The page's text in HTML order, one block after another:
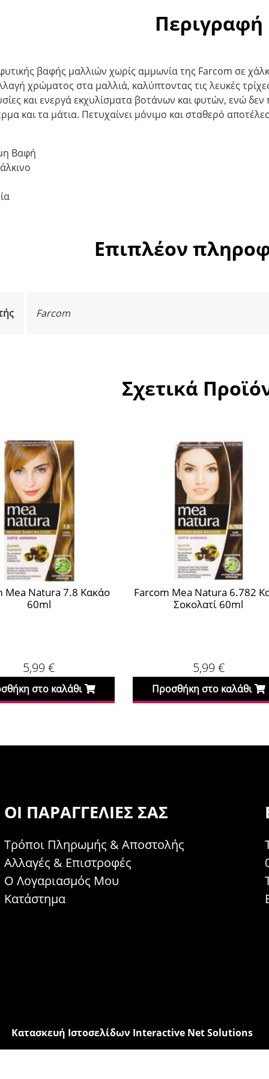
Περιγραφή
βαφής μαλλιών χωρίς αμμωνία της Farcom σε
χρώματος στα μαλλιά, καλύπτοντας τις λευκές
και ενεργά εκχυλίσματα βοτάνων και φυτών, ενώ δεν
και τα μάτια. Πετυχαίνει μόνιμο και σταθερό
Βαφή
Επιπλέον
Farcom
Σχετικά
Farcom Mea Natura 6.782 Καφέ
Προσθήκη στο καλάθι
Farcom
ΟΙ ΠΑΡΑΓΓΕΛΊΕΣ ΣΑΣ
Τρόποι Πληρωμής & Αποστολής
Αλλαγές & Επιστροφές
Ο Λογαριασμός Μου
Κατάστημα
Κατασκευή Ιστοσελίδων Interactive Net Solutions